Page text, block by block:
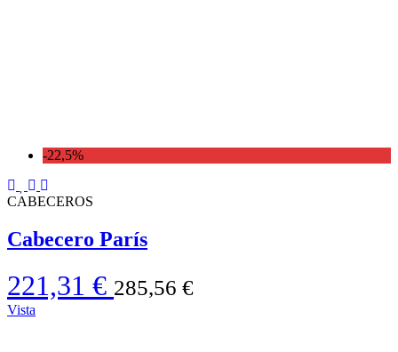
-22,5%
CABECEROS
Cabecero París
221,31 € 285,56 €
Vista